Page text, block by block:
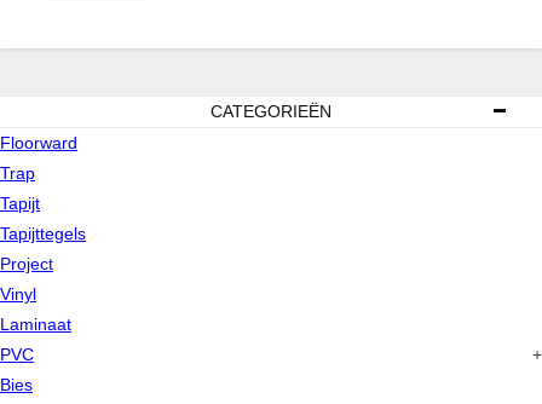
CATEGORIEËN
Floorward
Trap
Tapijt
Tapijttegels
Project
Vinyl
Laminaat
PVC
+
Bies